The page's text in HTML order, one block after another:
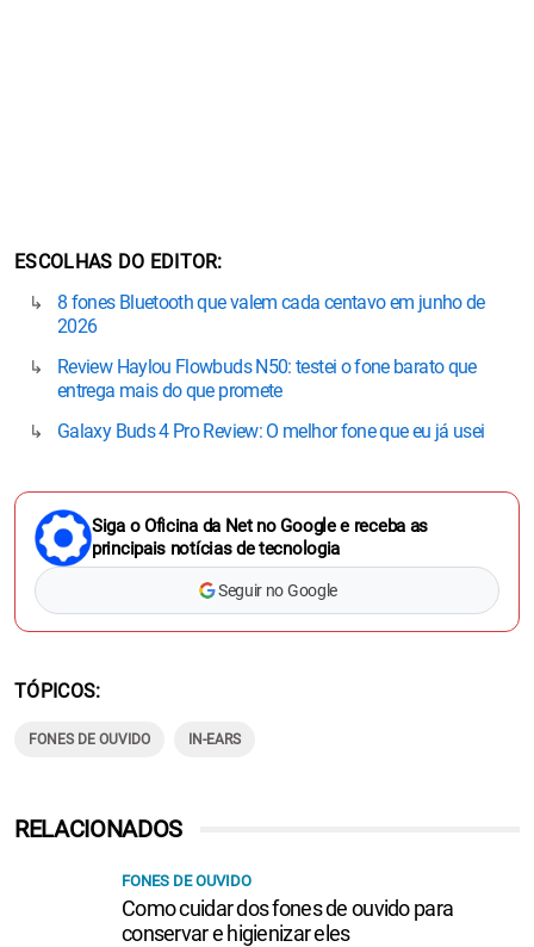
ESCOLHAS DO EDITOR
8 fones Bluetooth que valem cada centavo em junho de
2026
Review Haylou Flowbuds N50: testei o fone barato que
entrega mais do que promete
Galaxy Buds 4 Pro Review: O melhor fone que eu já usei
Siga o Oficina da Net no Google e receba as
principais notícias de tecnologia
Seguir no Google
TÓPICOS
FONES DE OUVIDO IN-EARS
RELACIONADOS
FONES DE OUVIDO
Como cuidar dos fones de ouvido para
conservar e higienizar eles